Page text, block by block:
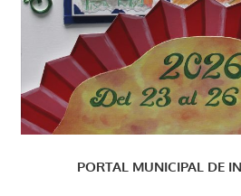
PORTAL MUNICIPAL DE